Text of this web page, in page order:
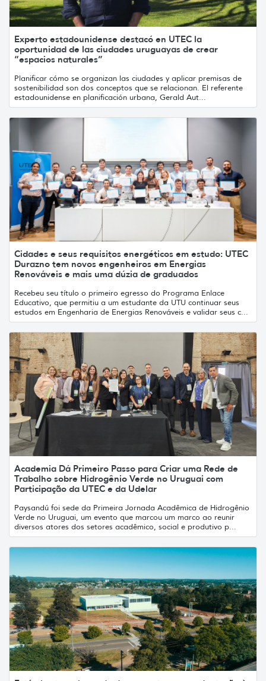
Experto estadounidense destacó en UTEC la
oportunidad de las ciudades uruguayas de crear
“espacios naturales”
Planificar cómo se organizan las ciudades y aplicar premisas de
sostenibilidad son dos conceptos que se relacionan. El referente
estadounidense en planificación urbana, Gerald Aut...
Cidades e seus requisitos energéticos em estudo: UTEC
Durazno tem novos engenheiros em Energias
Renováveis e mais uma dúzia de graduados
Recebeu seu título o primeiro egresso do Programa Enlace
Educativo, que permitiu a um estudante da UTU continuar seus
estudos em Engenharia de Energias Renováveis e validar seus c...
Academia Dá Primeiro Passo para Criar uma Rede de
Trabalho sobre Hidrogênio Verde no Uruguai com
Participação da UTEC e da Udelar
Paysandú foi sede da Primeira Jornada Acadêmica de Hidrogênio
Verde no Uruguai, um evento que marcou um marco ao reunir
diversos atores dos setores acadêmico, social e produtivo p...